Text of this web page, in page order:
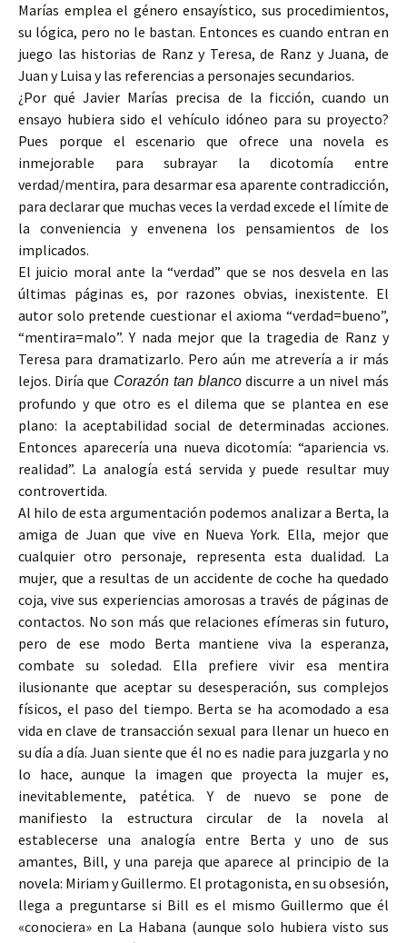
Marías emplea el género ensayístico, sus procedimientos,
su lógica, pero no le bastan. Entonces es cuando entran en
juego las historias de Ranz y Teresa, de Ranz y Juana, de
Juan y Luisa y las referencias a personajes secundarios.
¿Por qué Javier Marías precisa de la ficción, cuando un
ensayo hubiera sido el vehículo idóneo para su proyecto?
Pues porque el escenario que ofrece una novela es
inmejorable para subrayar la dicotomía entre
verdad/mentira, para desarmar esa aparente contradicción,
para declarar que muchas veces la verdad excede el límite de
la conveniencia y envenena los pensamientos de los
implicados.
El juicio moral ante la “verdad” que se nos desvela en las
últimas páginas es, por razones obvias, inexistente. El
autor solo pretende cuestionar el axioma “verdad=bueno”,
“mentira=malo”. Y nada mejor que la tragedia de Ranz y
Teresa para dramatizarlo. Pero aún me atrevería a ir más
lejos. Diría que Corazón tan blanco discurre a un nivel más
profundo y que otro es el dilema que se plantea en ese
plano: la aceptabilidad social de determinadas acciones.
Entonces aparecería una nueva dicotomía: “apariencia vs.
realidad”. La analogía está servida y puede resultar muy
controvertida.
Al hilo de esta argumentación podemos analizar a Berta, la
amiga de Juan que vive en Nueva York. Ella, mejor que
cualquier otro personaje, representa esta dualidad. La
mujer, que a resultas de un accidente de coche ha quedado
coja, vive sus experiencias amorosas a través de páginas de
contactos. No son más que relaciones efímeras sin futuro,
pero de ese modo Berta mantiene viva la esperanza,
combate su soledad. Ella prefiere vivir esa mentira
ilusionante que aceptar su desesperación, sus complejos
físicos, el paso del tiempo. Berta se ha acomodado a esa
vida en clave de transacción sexual para llenar un hueco en
su día a día. Juan siente que él no es nadie para juzgarla y no
lo hace, aunque la imagen que proyecta la mujer es,
inevitablemente, patética. Y de nuevo se pone de
manifiesto la estructura circular de la novela al
establecerse una analogía entre Berta y uno de sus
amantes, Bill, y una pareja que aparece al principio de la
novela: Miriam y Guillermo. El protagonista, en su obsesión,
llega a preguntarse si Bill es el mismo Guillermo que él
«conociera» en La Habana (aunque solo hubiera visto sus